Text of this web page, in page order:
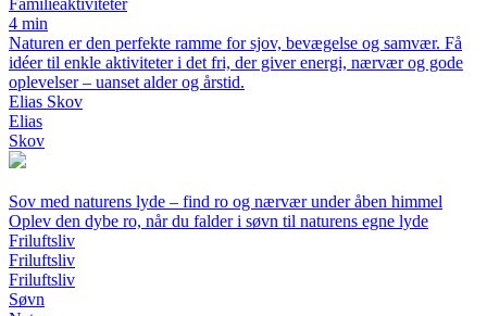
Familieaktiviteter
4 min
Naturen er den perfekte ramme for sjov, bevægelse og samvær. Få
idéer til enkle aktiviteter i det fri, der giver energi, nærvær og gode
oplevelser – uanset alder og årstid.
Elias Skov
Elias
Skov
Sov med naturens lyde – find ro og nærvær under åben himmel
Oplev den dybe ro, når du falder i søvn til naturens egne lyde
Friluftsliv
Friluftsliv
Friluftsliv
Søvn